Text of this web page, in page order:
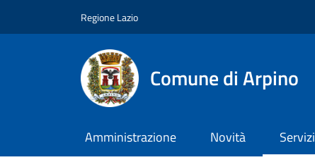
Regione Lazio
Comune di Arpino
Amministrazione Novità Servizi